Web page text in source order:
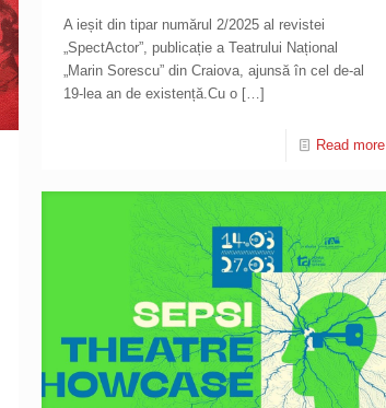
A ieșit din tipar numărul 2/2025 al revistei
„SpectActor”, publicație a Teatrului Național
„Marin Sorescu” din Craiova, ajunsă în cel de-al
19-lea an de existență.Cu o[…]
Read more